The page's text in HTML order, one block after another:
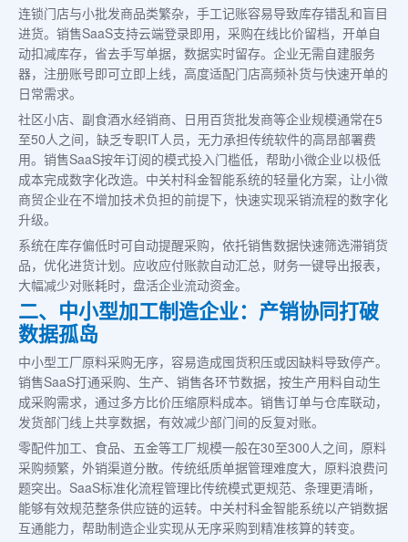
连锁门店与小批发商品类繁杂，手工记账容易导致库存错乱和盲目
进货。销售SaaS支持云端登录即用，采购在线比价留档，开单自
动扣减库存，省去手写单据，数据实时留存。企业无需自建服务
器，注册账号即可立即上线，高度适配门店高频补货与快速开单的
日常需求。
社区小店、副食酒水经销商、日用百货批发商等企业规模通常在5
至50人之间，缺乏专职IT人员，无力承担传统软件的高昂部署费
用。销售SaaS按年订阅的模式投入门槛低，帮助小微企业以极低
成本完成数字化改造。中关村科金智能系统的轻量化方案，让小微
商贸企业在不增加技术负担的前提下，快速实现采销流程的数字化
升级。
系统在库存偏低时可自动提醒采购，依托销售数据快速筛选滞销货
品，优化进货计划。应收应付账款自动汇总，财务一键导出报表，
大幅减少对账耗时，盘活企业流动资金。
二、中小型加工制造企业：产销协同打破
数据孤岛
中小型工厂原料采购无序，容易造成囤货积压或因缺料导致停产。
销售SaaS打通采购、生产、销售各环节数据，按生产用料自动生
成采购需求，通过多方比价压缩原料成本。销售订单与仓库联动，
发货部门线上共享数据，有效减少部门间的反复对账。
零配件加工、食品、五金等工厂规模一般在30至300人之间，原料
采购频繁，外销渠道分散。传统纸质单据管理难度大，原料浪费问
题突出。SaaS标准化流程管理比传统模式更规范、条理更清晰，
能够有效规范整条供应链的运转。中关村科金智能系统以产销数据
互通能力，帮助制造企业实现从无序采购到精准核算的转变。